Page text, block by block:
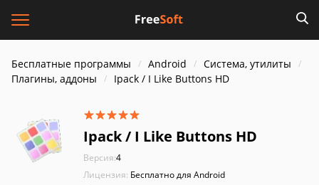
Бесплатные программы Android
Система, утилиты
Плагины, аддоны
Ipack / I Like Buttons HD
Ipack / I Like Buttons HD
Версия:4
Лицензия: Бесплатно для Android